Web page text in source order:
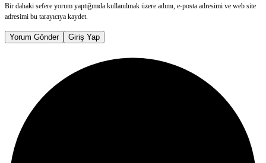
Bir dahaki sefere yorum yaptığımda kullanılmak üzere adımı, e-posta adresimi ve web site
adresimi bu tarayıcıya kaydet.
Yorum Gönder Giriş Yap